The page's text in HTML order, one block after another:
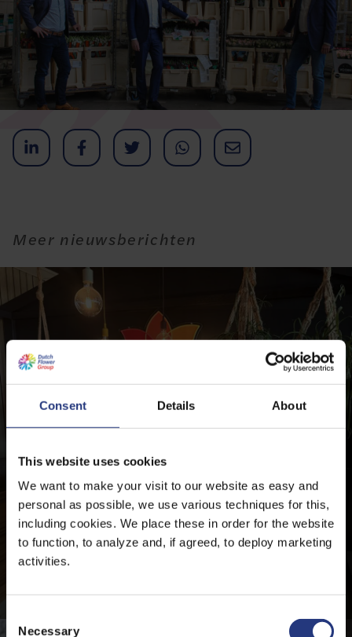
Consent Details About
This website uses cookies
We want to make your visit to our website as easy and
personal as possible, we use various techniques for this,
including cookies. We place these in order for the website
to function, to analyze and, if agreed, to deploy marketing
activities.
Necessary
Meer nieuwsberichten
Joost Claessens algemeen directeur bij
28 mei 2026